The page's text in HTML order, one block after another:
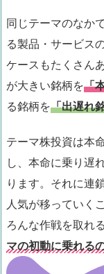
同じテーマのなか
る製品・サービス
ケースもたくさん
が大きい銘柄を「
る銘柄を「出遅れ
テーマ株投資は本
し、本命に乗り遅
ります。それに連
人気が移っていく
ろんな作戦を取れ
マの初動に乗れる